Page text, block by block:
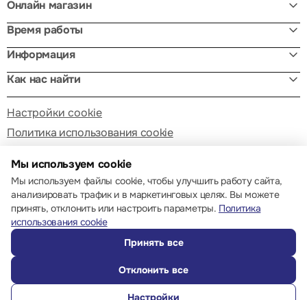
Онлайн магазин
Время работы
Информация
Как нас найти
Настройки cookie
Политика использования cookie
© 2013 – 2026 ECOM
Мы используем cookie
Мы используем файлы cookie, чтобы улучшить работу сайта,
анализировать трафик и в маркетинговых целях. Вы можете
принять, отклонить или настроить параметры. Политика
использования cookie
Принять все
Отклонить все
Настройки